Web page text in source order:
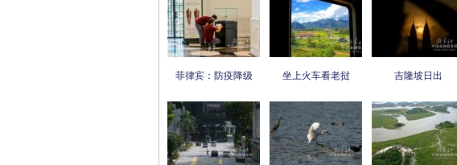
菲律宾：防疫降级 坐上火车看老挝 吉隆坡日出